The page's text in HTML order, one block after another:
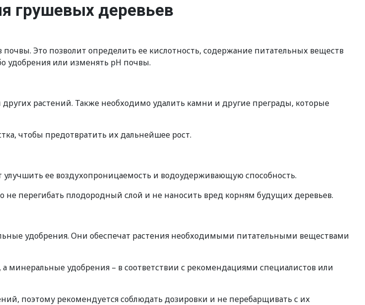
грушевых деревьев
Это позволит определить ее кислотность, содержание питательных веществ
удобрения или изменять pH почвы.
растений. Также необходимо удалить камни и другие преграды, которые
чтобы предотвратить их дальнейшее рост.
ее воздухопроницаемость и водоудерживающую способность.
перегибать плодородный слой и не наносить вред корням будущих деревьев.
удобрения. Они обеспечат растения необходимыми питательными веществами
минеральные удобрения – в соответствии с рекомендациями специалистов или
поэтому рекомендуется соблюдать дозировки и не перебарщивать с их